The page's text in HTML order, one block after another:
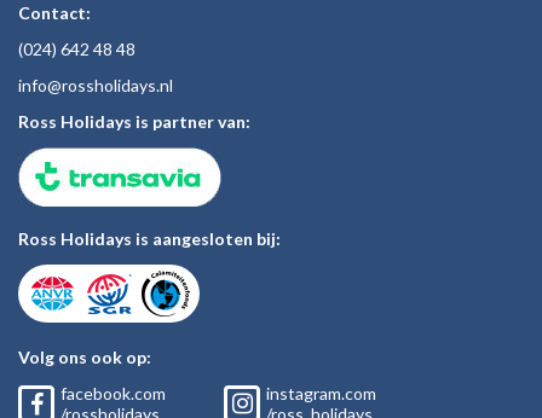
Contact:
(024) 642 48 48
info@rossholidays.nl
Ross Holidays is partner van:
Ross Holidays is aangesloten bij:
Volg ons ook op:
facebook.com
/rossholidays
instagram.com
/ross_holidays